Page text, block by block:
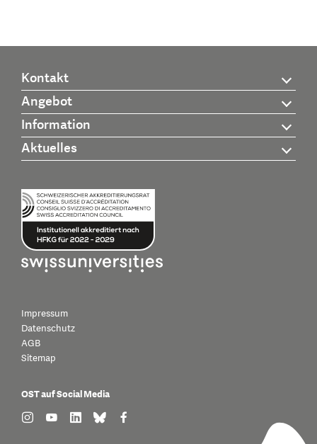
Kontakt
Angebot
Information
Aktuelles
Impressum
Datenschutz
AGB
Sitemap
OST auf Social Media
find us on: instagram
find us on: youtube
find us on: linkedin
find us on: bluesky
find us on: facebook